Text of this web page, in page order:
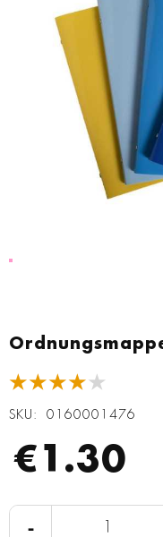
★★★★★
SKU 0160001476
€1.30
-
springen
Anfang
Bildgalerie